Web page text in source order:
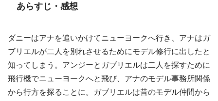
あらすじ・感想
ダニーはアナを追いかけてニューヨークへ行き、アナはガ
ブリエルが二人を別れさせるためにモデル修行に出したと
知ってしまう。アンジーとガブリエルは二人を探すために
飛行機でニューヨークへと飛び、アナのモデル事務所関係
から行方を探ることに。ガブリエルは昔のモデル仲間から